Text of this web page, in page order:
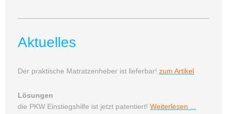
Aktuelles
Der praktische Matratzenheber ist lieferbar! zum Artikel
Lösungen
die PKW Einstiegshilfe ist jetzt patentiert! Weiterlesen ...